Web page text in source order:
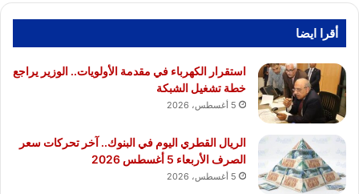
أقرا ايضا
استقرار الكهرباء في مقدمة الأولويات.. الوزير يراجع
خطة تشغيل الشبكة
5 أغسطس، 2026
الريال القطري اليوم في البنوك.. آخر تحركات سعر
الصرف الأربعاء 5 أغسطس 2026
5 أغسطس، 2026